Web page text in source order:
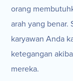
orang
arah yang benar.
karyawan Anda
ketegangan
mereka.